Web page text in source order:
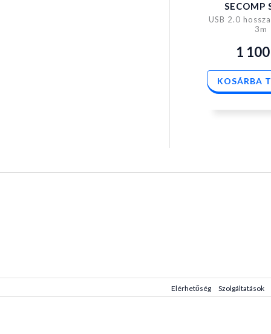
SECOMP
USB 2.0
3m
1 100
KOSÁRBA
Elérhetőség Szolgáltatások